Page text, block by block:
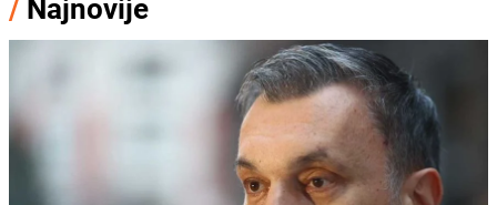
/ Najnovije